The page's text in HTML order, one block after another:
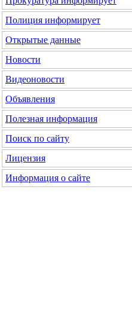
Полиция информирует
Открытые данные
Новости
Видеоновости
Объявления
Полезная информация
Поиск по сайту
Лицензия
Информация о сайте